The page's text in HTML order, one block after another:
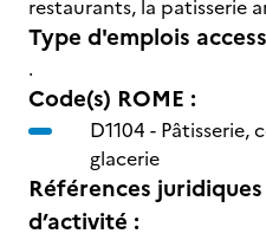
restaurants, la patisserie
Type d'emplois
.
Code(s) ROME :
D1104 - Pâtisserie,
glacerie
Références
d’activité :